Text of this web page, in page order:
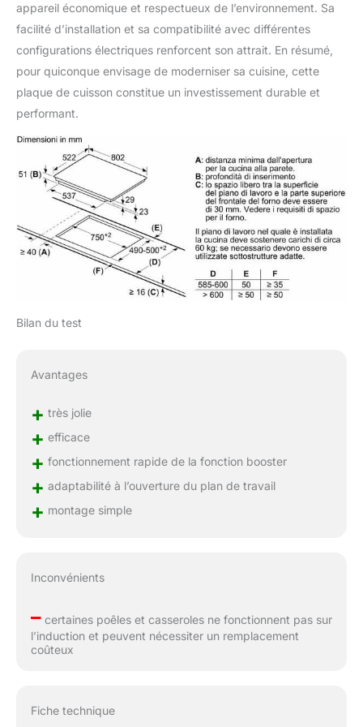
appareil économique et respectueux de l’environnement. Sa
facilité d’installation et sa compatibilité avec différentes
configurations électriques renforcent son attrait. En résumé,
pour quiconque envisage de moderniser sa cuisine, cette
plaque de cuisson constitue un investissement durable et
performant.
Bilan du test
Avantages
+ très jolie
+ efficace
+ fonctionnement rapide de la fonction booster
+ adaptabilité à l’ouverture du plan de travail
+ montage simple
Inconvénients
–certaines poêles et casseroles ne fonctionnent pas sur
l’induction et peuvent nécessiter un remplacement
coûteux
Fiche technique